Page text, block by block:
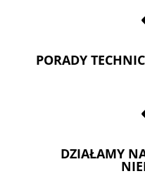
PORADY
DZIAŁAMY